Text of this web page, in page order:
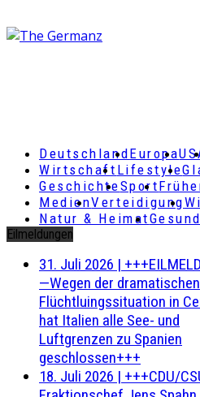
DeutschlandEuropa
Wirtschaft Lifestyle
GeschichteSport
MedienVerteidigung
Natur & Heimat
Eilmeldungen
31. Juli 2026 |
—Wegen der dramatischen
Flüchtluingssituation in
hat Italien alle See- und
Luftgrenzen zu Spanien
geschlossen+++
18. Juli 2026 | +++CDU/